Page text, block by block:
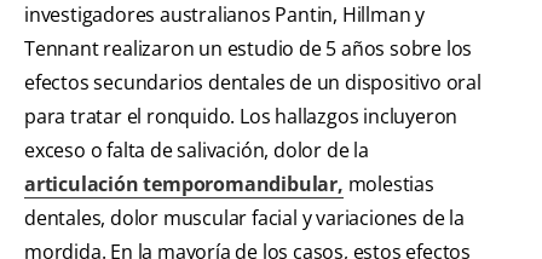
investigadores australianos Pantin, Hillman y
Tennant realizaron un estudio de 5 años sobre los
efectos secundarios dentales de un dispositivo oral
para tratar el ronquido. Los hallazgos incluyeron
exceso o falta de salivación, dolor de la
articulación temporomandibular, molestias
dentales, dolor muscular facial y variaciones de la
mordida. En la mayoría de los casos, estos efectos